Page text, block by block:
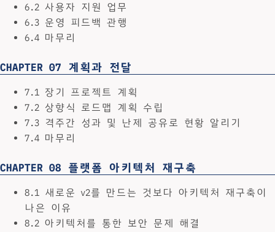
6.2 사용자 지원 업무
6.3 운영 피드백 관행
6.4 마무리
CHAPTER 07 계획과 전달
7.1 장기 프로젝트 계획
7.2 상향식 로드맵 계획 수립
7.3 격주간 성과 및 난제 공유로 현황 알리기
7.4 마무리
CHAPTER 08 플랫폼 아키텍처 재구축
8.1 새로운 v2를 만드는 것보다 아키텍처 재구축이
나은 이유
8.2 아키텍처를 통한 보안 문제 해결